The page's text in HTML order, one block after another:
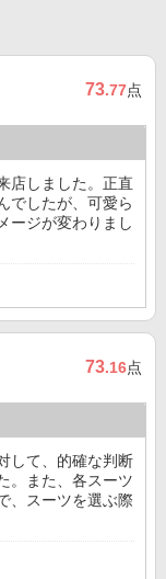
73.77点
店しました。正直
でしたが、可愛ら
ージが変わりまし
73.16点
して、的確な判断
。また、各スーツ
、スーツを選ぶ際